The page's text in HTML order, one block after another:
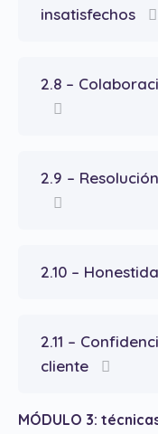
insatisfechos
2.8 –
2.9 –
2.10 –
2.11 –
cliente
MÓDULO 3: